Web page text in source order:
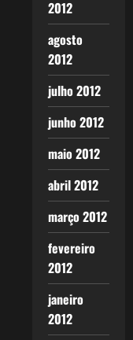
2012
agosto
2012
julho 2012
junho 2012
maio 2012
abril 2012
março 2012
fevereiro
2012
janeiro
2012